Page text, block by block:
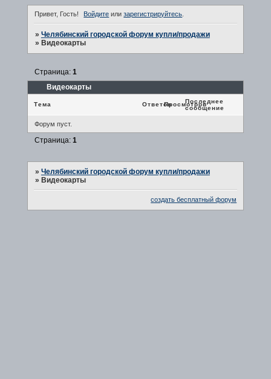
Привет, Гость! Войдите илизарегистрируйтесь
» Челябинский городской форум купли/продажи
» Видеокарты
Видеокарты
Страница: 1
Тема ОтветовПросмотров
Последнее
сообщение
Форум пуст.
Страница: 1
» Челябинский городской форум купли/продажи
» Видеокарты
создать бесплатный форум